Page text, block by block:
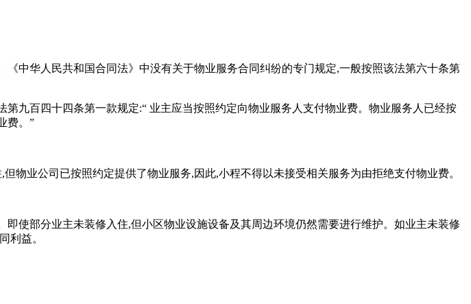
中华人民共和国合同法》中没有关于物业服务合同纠纷的专门规定,一般按照该法第六十条第
九百四十四条第一款规定:“ 业主应当按照约定向物业服务人支付物业费。物业服务人已经按
费。”
物业公司已按照约定提供了物业服务,因此,小程不得以未接受相关服务为由拒绝支付物业费。
使部分业主未装修入住,但小区物业设施设备及其周边环境仍然需要进行维护。如业主未装修
利益。